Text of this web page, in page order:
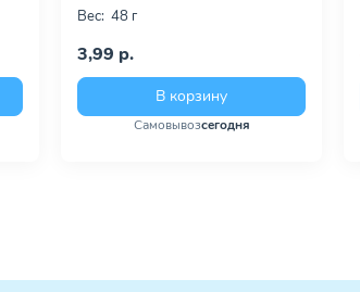
Вес: 48 г
3,99 р.
В корзину
Самовывозсегодня